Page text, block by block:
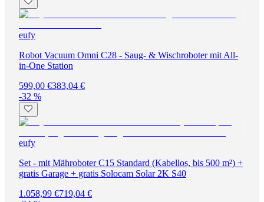
eufy
Robot Vacuum Omni C28 - Saug- & Wischroboter mit All-
in-One Station
599,00 €383,04 €
-32 %
eufy
Set - mit Mähroboter C15 Standard (Kabellos, bis 500 m²) +
gratis Garage + gratis Solocam Solar 2K S40
1.058,99 €719,04 €